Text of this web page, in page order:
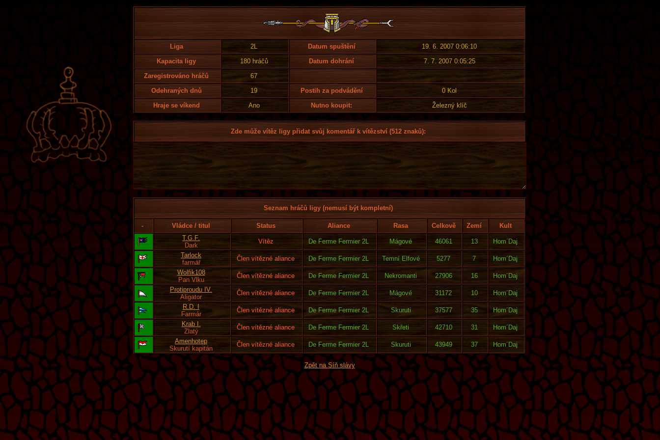
Liga 2L Datum spuštění
19. 6. 2007 0:06:10
Kapacita ligy
180 hráčů Datum dohrání
7. 7. 2007 0:05:25
Zaregistrováno hráčů
67
Odehraných dnů
19 Postih za podvádění
0 Kol
Hraje se víkend
Ano Nutno koupit: Železný klíč
Zde může vítěz ligy přidat svůj komentář k vítězství (512 znaků):
Seznam hráčů ligy (nemusí být kompletní)
- Vládce / titul Status Aliance Rasa Celkově Zemí
Kult
T.G.F.
Dark
Vítěz De Ferme Fermier 2L Mágové 46061 13
Hom´Daj
Tarlock
farmář
Člen vítězné aliance De Ferme Fermier 2L Temní Elfové 5277 7
Hom´Daj
Wolfik108
Pan Vlku
Člen vítězné aliance De Ferme Fermier 2L Nekromanti 27906 16
Hom´Daj
Protiproudu IV.
Aligator
Člen vítězné aliance De Ferme Fermier 2L Mágové 31172 10
Hom´Daj
R.D. I
Farmár
Člen vítězné aliance De Ferme Fermier 2L Skuruti 37577 35
Hom´Daj
Krab I.
Zlatý
Člen vítězné aliance De Ferme Fermier 2L Skřeti 42710 31
Hom´Daj
Amenhotep
Skurutí kapitán
Člen vítězné aliance De Ferme Fermier 2L Skuruti 43949 37 Hom´Daj
Zpět na Síň slávy